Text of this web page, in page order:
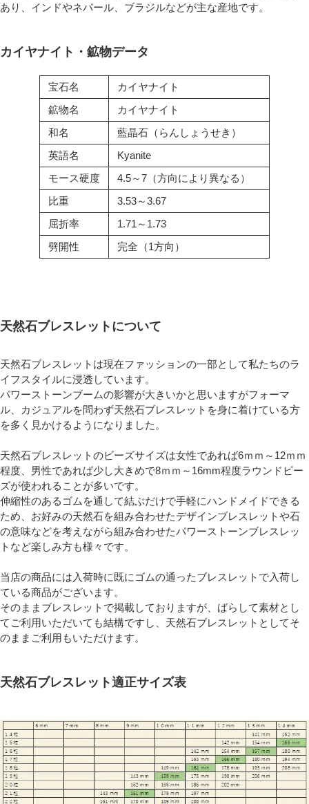
あり、インドやネパール、ブラジルなどが主な産地です。
カイヤナイト・鉱物データ
宝石名
カイヤナイト
鉱物名
カイヤナイト
和名
藍晶石（らんしょうせき）
英語名
Kyanite
モース硬度
4.5～7（方向により異なる）
比重
3.53～3.67
屈折率
1.71～1.73
劈開性
完全（1方向）
天然石ブレスレットについて
天然石ブレスレットは現在ファッションの一部として私たちのラ
イフスタイルに浸透しています。
パワーストーンブームの影響が大きいかと思いますがフォーマ
ル、カジュアルを問わず天然石ブレスレットを身に着けている方
を多く見かけるようになりました。
天然石ブレスレットのビーズサイズは女性であれば6ｍｍ～12ｍｍ
程度、男性であれば少し大きめで8ｍｍ～16mm程度ラウンドビー
ズが使われることが多いです。
伸縮性のあるゴムを通して結ぶだけで手軽にハンドメイドできる
ため、お好みの天然石を組み合わせたデザインブレスレットや石
の意味などを考えながら組み合わせたパワーストーンブレスレッ
トなど楽しみ方も様々です。
当店の商品には入荷時に既にゴムの通ったブレスレットで入荷し
ている商品がございます。
そのままブレスレットで掲載しておりますが、ばらして素材とし
てご利用いただいても結構ですし、天然石ブレスレットとしてそ
のままご利用もいただけます。
天然石ブレスレット適正サイズ表